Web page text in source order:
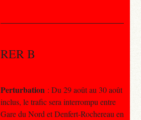
RER B
Perturbation : Du 29 août au 30 août
inclus, le trafic sera interrompu entre
Gare du Nord et Denfert-Rochereau en